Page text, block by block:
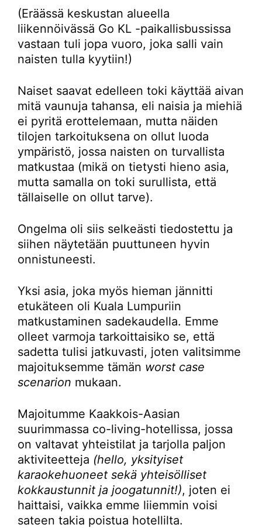
(Eräässä keskustan alueella
liikennöivässä Go KL -paikallisbussissa
vastaan tuli jopa vuoro, joka salli vain
naisten tulla kyytiin!)
Naiset saavat edelleen toki käyttää aivan
mitä vaunuja tahansa, eli naisia ja miehiä
ei pyritä erottelemaan, mutta näiden
tilojen tarkoituksena on ollut luoda
ympäristö, jossa naisten on turvallista
matkustaa (mikä on tietysti hieno asia,
mutta samalla on toki surullista, että
tällaiselle on ollut tarve).
Ongelma oli siis selkeästi tiedostettu ja
siihen näytetään puuttuneen hyvin
onnistuneesti.
Yksi asia, joka myös hieman jännitti
etukäteen oli Kuala Lumpuriin
matkustaminen sadekaudella. Emme
olleet varmoja tarkoittaisiko se, että
sadetta tulisi jatkuvasti, joten valitsimme
majoituksemme tämän worst case
scenarion mukaan.
Majoitumme Kaakkois-Aasian
suurimmassa co-living-hotellissa, jossa
on valtavat yhteistilat ja tarjolla paljon
aktiviteetteja (hello, yksityiset
karaokehuoneet sekä yhteisölliset
kokkaustunnit ja joogatunnit!), joten ei
haittaisi, vaikka emme liiemmin voisi
sateen takia poistua hotellilta.